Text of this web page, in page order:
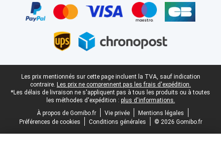
Pied-de-page légal
Les prix mentionnés sur cette page incluent la TVA, sauf indication
contraire. Les prix ne comprennent pas les frais d'expédition.
*Les délais de livraison ne s'appliquent pas à tous les produits ou à toutes
les méthodes d'expédition : plus d'informations.
À propos de Gomibo.fr
Vie privée
Mentions légales
Préférences de cookies
Conditions générales © 2026 Gomibo.fr